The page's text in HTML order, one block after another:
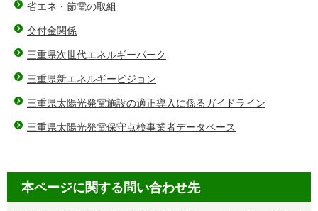
省エネ・節電の取組
交付金関係
三重県次世代エネルギーパーク
三重県新エネルギービジョン
三重県太陽光発電施設の適正導入に係るガイドライン
三重県太陽光発電保守点検事業者データベース
本ページに関する問い合わせ先